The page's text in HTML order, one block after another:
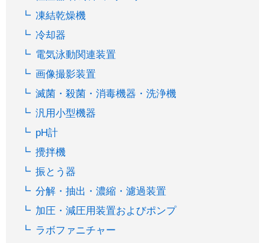
凍結乾燥機
冷却器
電気泳動関連装置
画像撮影装置
滅菌・殺菌・消毒機器・洗浄機
汎用小型機器
pH計
攪拌機
振とう器
分解・抽出・濃縮・濾過装置
加圧・減圧用装置およびポンプ
ラボファニチャー